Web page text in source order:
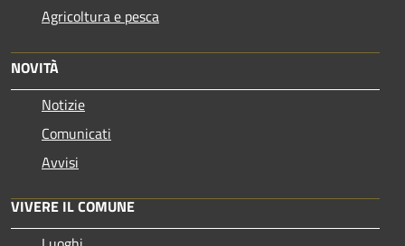
Agricoltura e pesca
NOVITÀ
Notizie
Comunicati
Avvisi
VIVERE IL COMUNE